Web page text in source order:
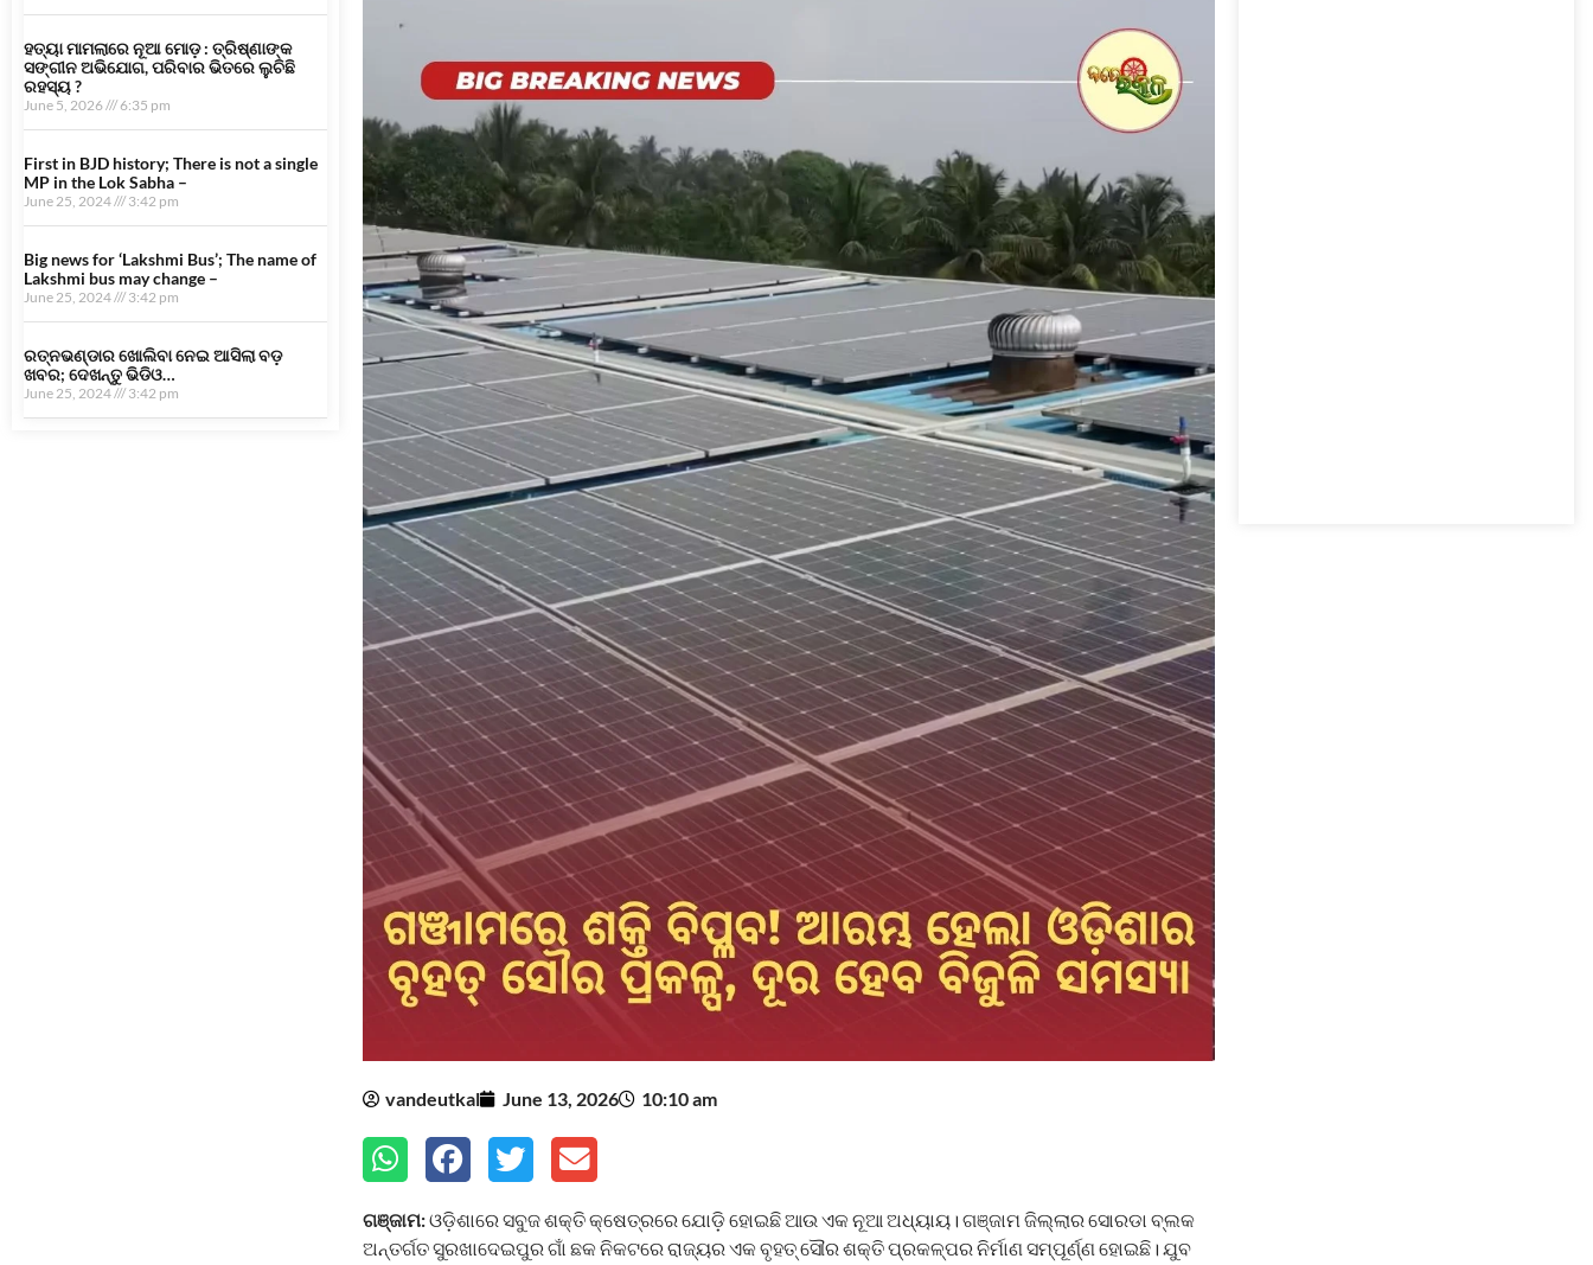
ହତ୍ୟା ମାମଲାରେ ନୂଆ ମୋଡ଼ : ତ୍ରିଷ୍ଣାଙ୍କ
ସଙ୍ଗୀନ ଅଭିଯୋଗ, ପରିବାର ଭିତରେ ଲୁଚିଛି
ରହସ୍ୟ ?
June 5, 2026 6:35 pm
First in BJD history; There is not a single
MP in the Lok Sabha –
June 25, 2024 3:42 pm
Big news for ‘Lakshmi Bus’; The name of
Lakshmi bus may change –
June 25, 2024 3:42 pm
ରତ୍ନଭଣ୍ଡାର ଖୋଲିବା ନେଇ ଆସିଲା ବଡ଼
ଖବର; ଦେଖନ୍ତୁ ଭିଡିଓ…
June 25, 2024 3:42 pm
vandeutkal June 13, 2026 10:10 am
ଗଞ୍ଜାମ:ଓଡ଼ିଶାରେ ସବୁଜ ଶକ୍ତି କ୍ଷେତ୍ରରେ ଯୋଡ଼ି ହୋଇଛି ଆଉ ଏକ ନୂଆ ଅଧ୍ୟାୟ। ଗଞ୍ଜାମ ଜିଲ୍ଲାର ସୋରଡା ବ୍ଲକ
ଅନ୍ତର୍ଗତ ସୁରଖାଦେଇପୁର ଗାଁ ଛକ ନିକଟରେ ରାଜ୍ୟର ଏକ ବୃହତ୍ ସୌର ଶକ୍ତି ପ୍ରକଳ୍ପର ନିର୍ମାଣ ସମ୍ପୂର୍ଣ୍ଣ ହୋଇଛି। ଯୁବ